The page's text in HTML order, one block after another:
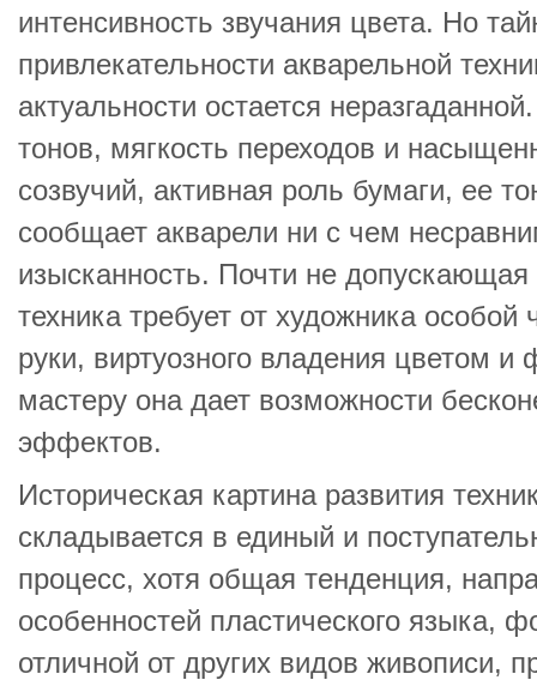
интенсивность звучания цвета. Но
привлекательности акварельной
актуальности остается
тонов, мягкость переходов и
созвучий, активная роль бумаги, ее
сообщает акварели ни с чем
изысканность. Почти не допускающая
техника требует от художника особой
руки, виртуозного владения цветом
мастеру она дает возможности
эффектов.
Историческая картина развития
складывается в единый и
процесс, хотя общая тенденция,
особенностей пластического языка,
отличной от других видов живописи,